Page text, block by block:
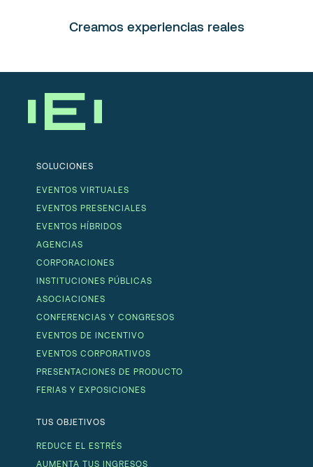
Creamos experiencias reales
SOLUCIONES
EVENTOS VIRTUALES
EVENTOS PRESENCIALES
EVENTOS HÍBRIDOS
AGENCIAS
CORPORACIONES
INSTITUCIONES PÚBLICAS
ASOCIACIONES
CONFERENCIAS Y CONGRESOS
EVENTOS DE INCENTIVO
EVENTOS CORPORATIVOS
PRESENTACIONES DE PRODUCTO
FERIAS Y EXPOSICIONES
TUS OBJETIVOS
REDUCE EL ESTRÉS
AUMENTA TUS INGRESOS